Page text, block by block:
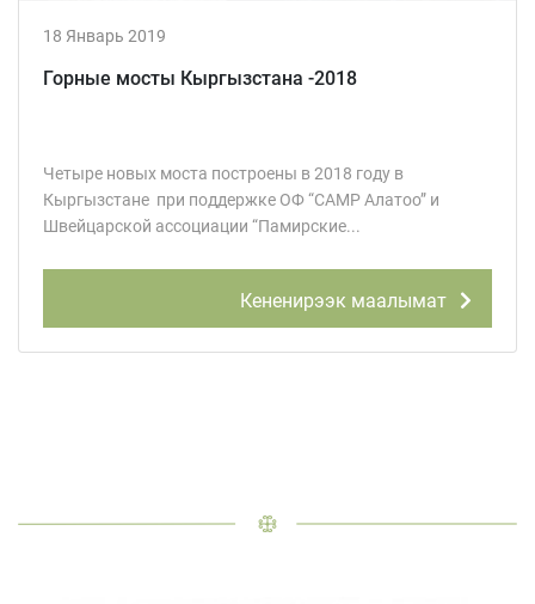
18 Январь 2019
Горные мосты Кыргызстана -2018
Четыре новых моста построены в 2018 году в
Кыргызстане при поддержке ОФ “CAMP Алатоо” и
Швейцарской ассоциации “Памирские...
Кененирээк маалымат